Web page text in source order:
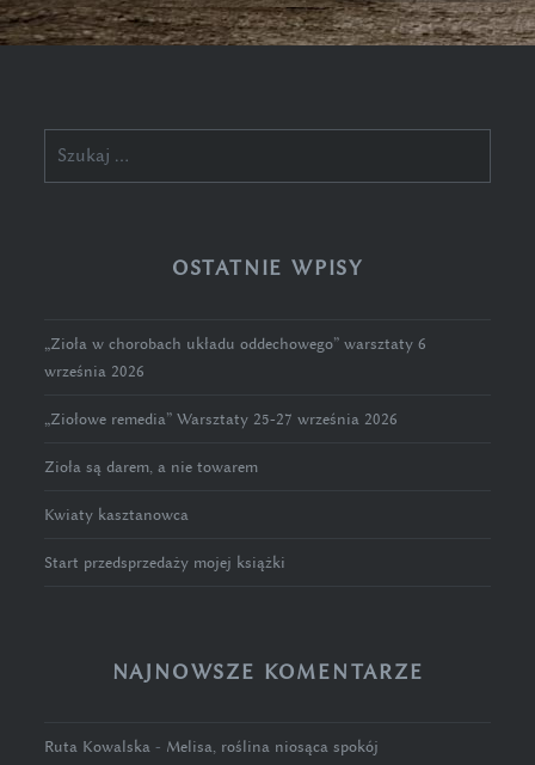
po
OSTATNIE WPISY
„Zioła w chorobach układu oddechowego” warsztaty 6
września 2026
„Ziołowe remedia” Warsztaty 25-27 września 2026
Zioła są darem, a nie towarem
Kwiaty kasztanowca
Start przedsprzedaży mojej książki
NAJNOWSZE KOMENTARZE
Ruta Kowalska - Melisa, roślina niosąca spokój